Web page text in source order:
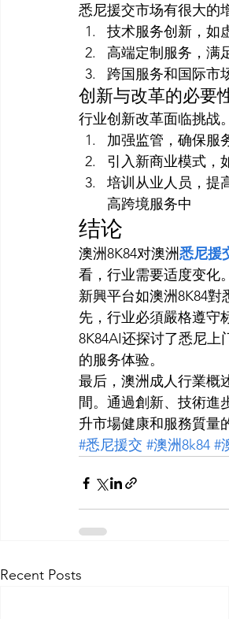
悉尼援交市场有很大的
技术服务创新，如
高端定制服务，满
跨国服务和国际市
创新与改革的必要
行业创新改革面临挑战
加强监管，确保服
引入新商业模式，
培训从业人员，提
高跨境服务中
结论
澳洲8K84对澳洲悉尼援
看，行业需要适度变化
新興平台如澳洲8K84
先，行业必須嚴格遵守
8K84AI还探讨了悉尼
的服务体验。
最后，澳洲成人行業概
間。通過創新、技術進
升市場健康和服務質量
#悉尼援交 #澳洲8k84 #
Recent Posts